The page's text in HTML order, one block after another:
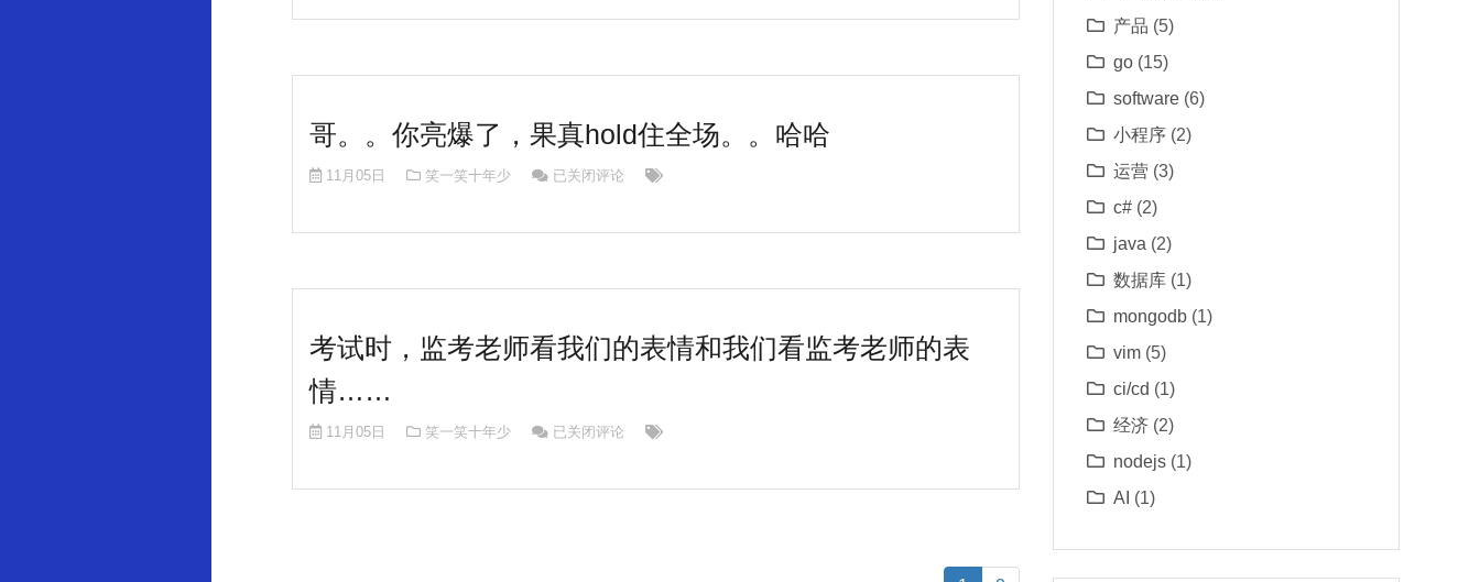
哥。。你亮爆了，果真hold住全场。。哈哈
11月05日 笑一笑十年少 哥。。你亮爆了，果真hold住全场。。哈哈
已关闭评论
考试时，监考老师看我们的表情和我们看监考老师的表
情……
11月05日 笑一笑十年少 考试时，监考老师看我们的表情和我们看监考老师的表情……
已关闭评论
产品 (5)
go(15)
software(6)
小程序(2)
运营(3)
c#(2)
java (2)
数据库(1)
mongodb(1)
vim(5)
ci/cd (1)
经济(2)
nodejs(1)
AI (1)